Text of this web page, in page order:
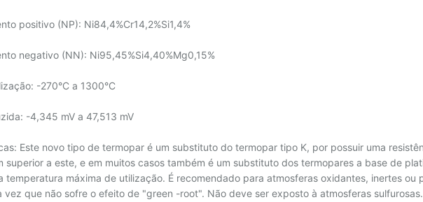
positivo (NP): Ni84,4%Cr14,2%Si1,4%
negativo (NN): Ni95,45%Si4,40%Mg0,15%
-270°C a 1300°C
-4,345 mV a 47,513 mV
Este novo tipo de termopar é um substituto do termopar tipo K, por possuir uma
superior a este, e em muitos casos também é um substituto dos termopares a base de
temperatura máxima de utilização. É recomendado para atmosferas oxidantes, inertes ou
vez que não sofre o efeito de "green -root". Não deve ser exposto à atmosferas